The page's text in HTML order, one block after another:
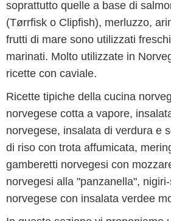
soprattutto quelle a base di
(Tørrfisk o Clipfish), merluzzo,
frutti di mare sono utilizzati
marinati. Molto utilizzate in
ricette con caviale.
Ricette tipiche della cucina
norvegese cotta a vapore,
norvegese, insalata di verdura e
di riso con trota affumicata,
gamberetti norvegesi con
norvegesi alla "panzanella",
norvegese con insalata verdee